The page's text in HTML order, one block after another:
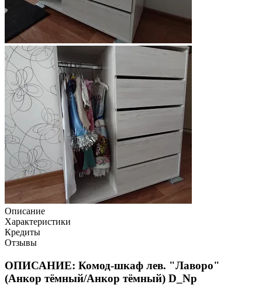
Описание
Характеристики
Кредиты
Отзывы
ОПИСАНИЕ: Комод-шкаф лев. "Лаворо"
(Анкор тёмный/Анкор тёмный) D_Np